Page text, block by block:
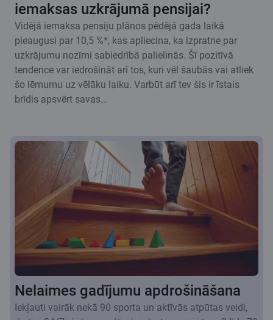
iemaksas uzkrājumā pensijai?
Vidējā iemaksa pensiju plānos pēdējā gada laikā
pieaugusi par 10,5 %*, kas apliecina, ka izpratne par
uzkrājumu nozīmi sabiedrībā palielinās. Šī pozitīvā
tendence var iedrošināt arī tos, kuri vēl šaubās vai atliek
šo lēmumu uz vēlāku laiku. Varbūt arī tev šis ir īstais
brīdis apsvērt savas...
Nelaimes gadījumu apdrošināšana
Iekļauti vairāk nekā 90 sporta un aktīvās atpūtas veidi,